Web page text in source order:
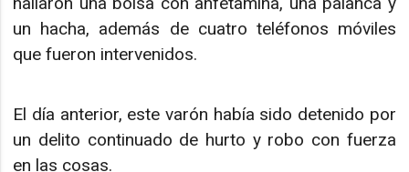
un hacha, además de cuatro teléfonos móviles
que fueron intervenidos.
El día anterior, este varón había sido detenido por
un delito continuado de hurto y robo con fuerza
en las cosas.